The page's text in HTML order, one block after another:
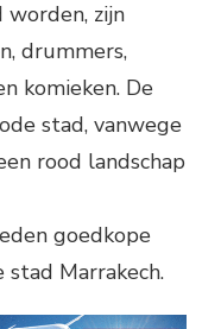
zijn
drummers,
komieken. De
stad, vanwege
rood landschap
goedkope
stad Marrakech.